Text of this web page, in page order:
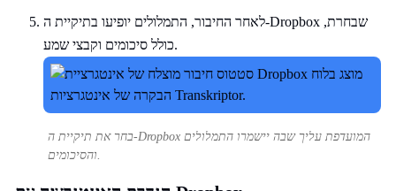
לאחר החיבור, התמלולים יופיעו בתיקיית ה-Dropbox שבחרת,
כולל סיכומים וקבצי שמע.
בחר את תיקיית ה-Dropbox המועדפת עליך שבה יישמרו התמלולים
והסיכומים.